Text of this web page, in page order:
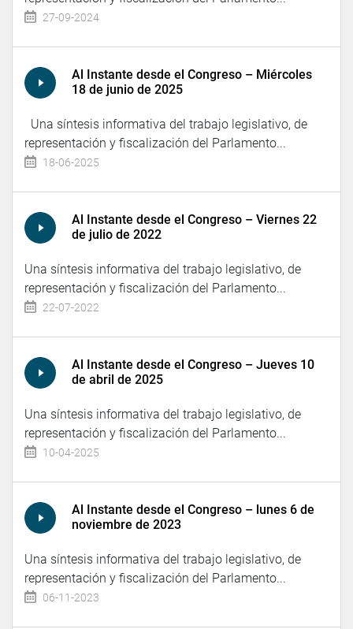
27-09-2024
Al Instante desde el Congreso – Miércoles
18 de junio de 2025
Una síntesis informativa del trabajo legislativo, de
representación y fiscalización del Parlamento...
18-06-2025
Al Instante desde el Congreso – Viernes 22
de julio de 2022
Una síntesis informativa del trabajo legislativo, de
representación y fiscalización del Parlamento...
22-07-2022
Al Instante desde el Congreso – Jueves 10
de abril de 2025
Una síntesis informativa del trabajo legislativo, de
representación y fiscalización del Parlamento...
10-04-2025
Al Instante desde el Congreso – lunes 6 de
noviembre de 2023
Una síntesis informativa del trabajo legislativo, de
representación y fiscalización del Parlamento...
06-11-2023